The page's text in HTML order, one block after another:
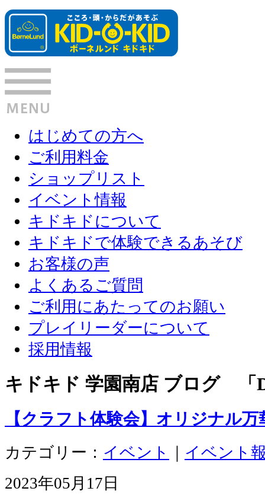
はじめての方へ
ご利用料金
ショップリスト
イベント情報
キドキドについて
キドキドで体験できるあそび
お客様の声
よくあるご質問
ご利用にあたってのお願い
プレイリーダーについて
採用情報
キドキド 学園南店 ブログ 「
【クラフト体験会】オリジナル
カテゴリー： イベント
イベント
2023年05月17日